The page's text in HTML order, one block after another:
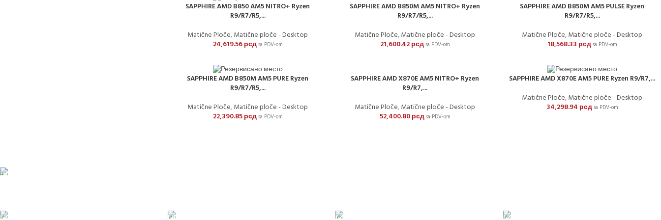
SAPPHIRE AMD B850 AM5 NITRO+ Ryzen
R9/R7/R5,...
Matične Ploče,Matične ploče - Desktop
24,619.56рсдsa PDV-om
SAPPHIRE AMD B850M AM5 NITRO+ Ryzen
R9/R7/R5,...
Matične Ploče,Matične ploče - Desktop
21,600.42рсдsa PDV-om
SAPPHIRE AMD B850M AM5 PULSE Ryzen
R9/R7/R5,...
Matične Ploče,Matične ploče - Desktop
18,568.33 рсдsa PDV-om
SAPPHIRE AMD B850M AM5 PURE Ryzen
R9/R7/R5,...
Matične Ploče,Matične ploče - Desktop
22,390.85рсдsa PDV-om
SAPPHIRE AMD X870E AM5 NITRO+ Ryzen
R9/R7,...
Matične Ploče,Matične ploče - Desktop
52,400.80рсдsa PDV-om
SAPPHIRE AMD X870E AM5 PURE Ryzen R9/R7,...
Matične Ploče,Matične ploče - Desktop
34,298.94 рсдsa PDV-om